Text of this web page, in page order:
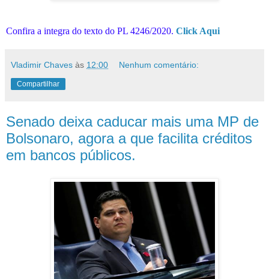
Confira a integra do texto do PL 4246/2020. Click Aqui
Vladimir Chaves às 12:00 Nenhum comentário:
Compartilhar
Senado deixa caducar mais uma MP de
Bolsonaro, agora a que facilita créditos
em bancos públicos.